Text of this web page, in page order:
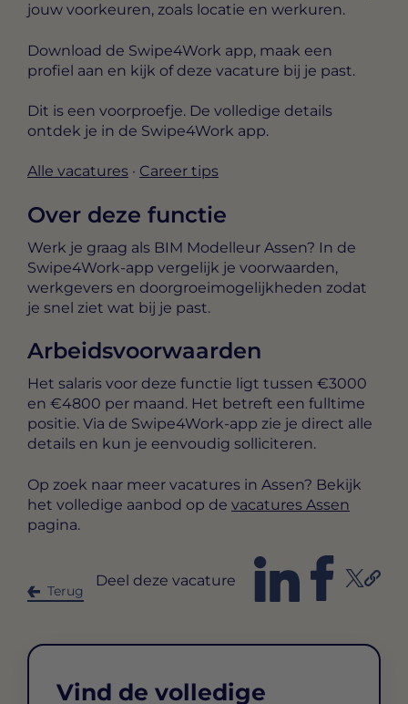
jouw voorkeuren, zoals locatie en werkuren.
Download de Swipe4Work app, maak een
profiel aan en kijk of deze vacature bij je past.
Dit is een voorproefje. De volledige details
ontdek je in de Swipe4Work app.
Alle vacatures · Career tips
Over deze functie
Werk je graag als BIM Modelleur Assen? In de
Swipe4Work-app vergelijk je voorwaarden,
werkgevers en doorgroeimogelijkheden zodat
je snel ziet wat bij je past.
Arbeidsvoorwaarden
Het salaris voor deze functie ligt tussen €3000
en €4800 per maand. Het betreft een fulltime
positie. Via de Swipe4Work-app zie je direct alle
details en kun je eenvoudig solliciteren.
Op zoek naar meer vacatures in Assen? Bekijk
het volledige aanbod op de vacatures Assen
pagina.
Terug
Deel deze vacature
Vind de volledige